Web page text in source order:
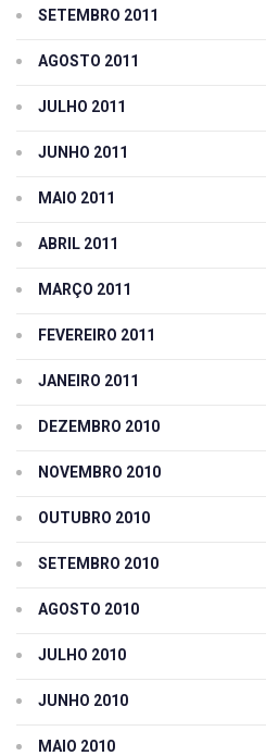
SETEMBRO 2011
AGOSTO 2011
JULHO 2011
JUNHO 2011
MAIO 2011
ABRIL 2011
MARÇO 2011
FEVEREIRO 2011
JANEIRO 2011
DEZEMBRO 2010
NOVEMBRO 2010
OUTUBRO 2010
SETEMBRO 2010
AGOSTO 2010
JULHO 2010
JUNHO 2010
MAIO 2010